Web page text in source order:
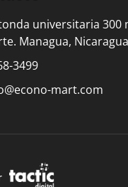
universitaria 300
Managua,
3499
mart.com